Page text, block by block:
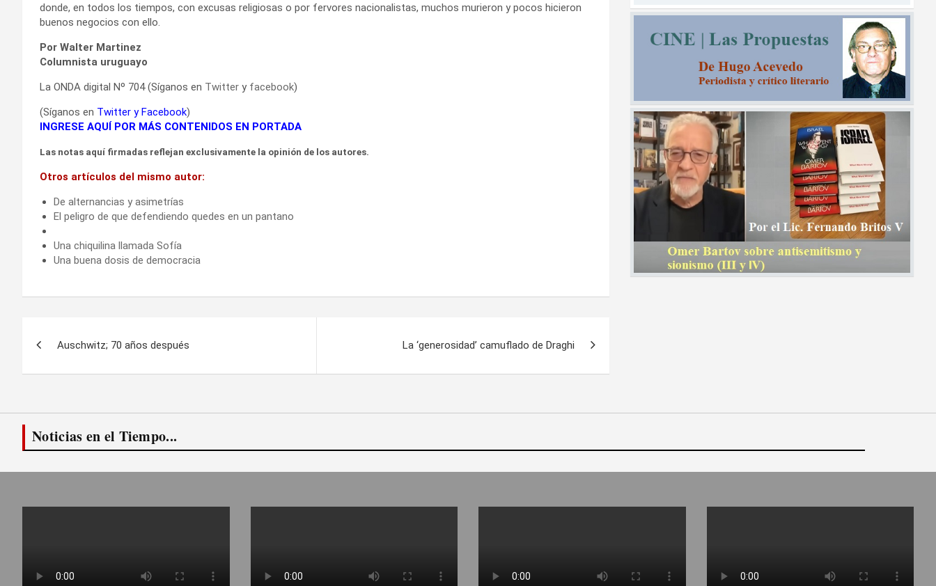
donde, en todos los tiempos, con excusas religiosas o por fervores nacionalistas, muchos murieron y pocos hicieron
buenos negocios con ello.
Por Walter Martinez
Columnista uruguayo
La ONDA digital Nº 704 (Síganos en Twitter y facebook)
(Síganos en Twitter yFacebook)
INGRESE AQUÍ POR MÁS CONTENIDOS EN PORTADA
Las notas aquí firmadas reflejan exclusivamente la opinión de los autores.
Otros artículos del mismo autor:
De alternancias y asimetrías
El peligro de que defendiendo quedes en un pantano
Una chiquilina llamada Sofía
Una buena dosis de democracia
Auschwitz; 70 años después La ‘generosidad’ camuflado de Draghi
Noticias en el Tiempo...